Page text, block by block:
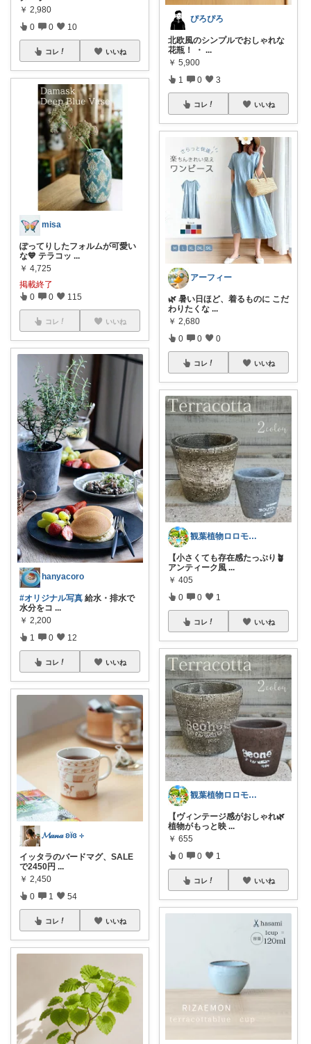
￥ 2,980
0 0 10
コレ いいね
misa
ぽってりしたフォルムが可愛い
な💙 テラコッ ...
￥ 4,725
掲載終了
0 0 115
コレ いいね
hanyacoro
#オリジナル写真 給水・排水で
水分をコ ...
￥ 2,200
1 0 12
コレ いいね
𝓜𝒶𝓃𝒶 ʚïɞ ⊹
イッタラのバードマグ、SALE
で2450円 ...
￥ 2,450
0 1 54
コレ いいね
ぴろぴろ
北欧風のシンプルでおしゃれな
花瓶！ ・ ...
￥ 5,900
1 0 3
コレ いいね
アーフィー
🌿 暑い日ほど、着るものに こだ
わりたくな ...
￥ 2,680
0 0 0
コレ いいね
観葉植物ロロモ🌿おしゃれ部屋
【小さくても存在感たっぷり🪴
アンティーク風 ...
￥ 405
0 0 1
コレ いいね
観葉植物ロロモ🌿おしゃれ部屋
【ヴィンテージ感がおしゃれ🌿
植物がもっと映 ...
￥ 655
0 0 1
コレ いいね